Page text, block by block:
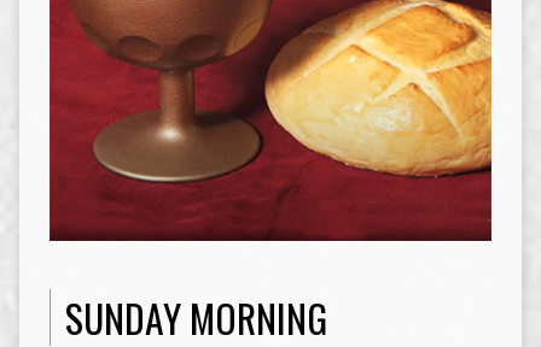
SUNDAY MORNING